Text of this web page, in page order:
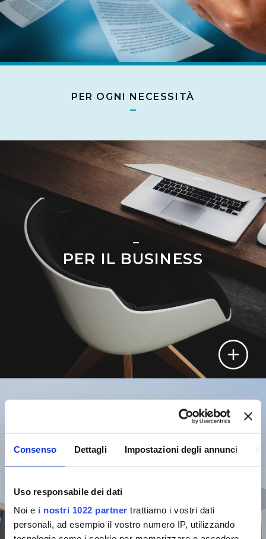
Consenso Dettagli Impostazioni degli annunci
Uso responsabile dei dati
Noi e i nostri 1022 partner trattiamo i vostri dati
personali, ad esempio il vostro numero IP, utilizzando
PER OGNI NECESSITÀ
PER IL BUSINESS
PER IL CONDOMINIO